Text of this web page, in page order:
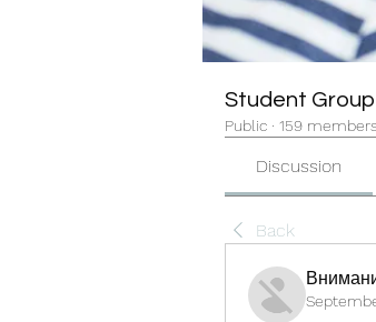
Student Group
Public · 159 members
Discussion
Back